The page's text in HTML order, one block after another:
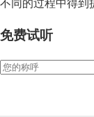
不同的过程中得到
免费试听